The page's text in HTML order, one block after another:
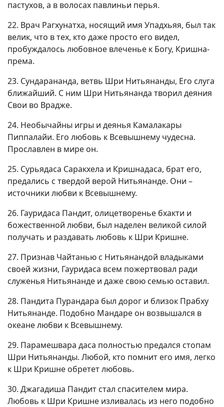
пастухов, а в волосах павлиньи перья.
22. Врач Рагхунатха, носящий имя Упадхьяя, был так
велик, что в тех, кто даже просто его видел,
пробуждалось любовное влеченье к Богу, Кришна-
према.
23. Сундарананда, ветвь Шри Нитьянанды, Его слуга
ближайший. С ним Шри Нитьянанда творил деяния
Свои во Врадже.
24. Необычайны игры и деянья Камалакары
Пиппалайи. Его любовь к Всевышнему чудесна.
Прославлен в мире он.
25. Сурьядаса Саракхела и Кришнадаса, брат его,
предались с твердой верой Нитьянанде. Они –
источники любви к Всевышнему.
26. Гауридаса Пандит, олицетворенье бхакти и
божественной любви, был наделен великой силой
получать и раздавать любовь к Шри Кришне.
27. Признав Чайтанью с Нитьянандой владыками
своей жизни, Гауридаса всем пожертвовал ради
служенья Нитьянанде и даже свою семью оставил.
28. Пандита Пурандара был дорог и близок Прабху
Нитьянанде. Подобно Мандаре он возвышался в
океане любви к Всевышнему.
29. Парамешвара даса полностью предался стопам
Шри Нитьянанды. Любой, кто помнит его имя, легко
к Шри Кришне обретет любовь.
30. Джагадиша Пандит стал спасителем мира.
Любовь к Шри Кришне изливалась из него подобно